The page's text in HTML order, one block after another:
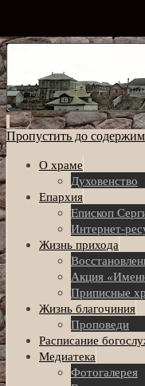
Пропустить до
О храме
Духовенство
Епархия
Eпископ
Интернет-
Жизнь прихода
Акция
Приписные
Жизнь благочиния
Проповеди
Расписание
Медиатека
Фотогалерея